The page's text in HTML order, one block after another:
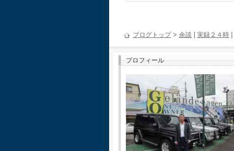
ブログトップ> 余談 実録２４時
プロフィール